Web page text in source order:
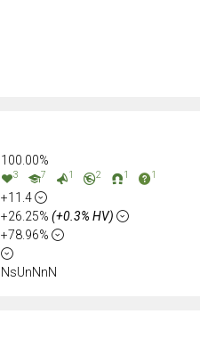
100.00%
3 7 1 2 1 1
+11.4
+26.25% (+0.3% HV)
+78.96%
NsUnNnN